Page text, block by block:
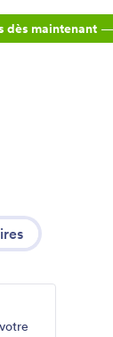
dès maintenant